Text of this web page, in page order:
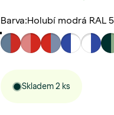
Barva
Barva:Holubí modrá RAL
Skladem 2 ks